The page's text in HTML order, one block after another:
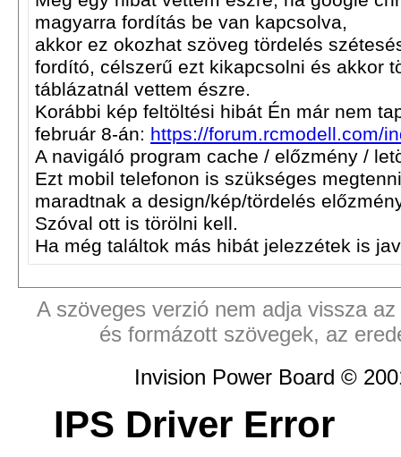
magyarra fordítás be van kapcsolva,
akkor ez okozhat szöveg tördelés
fordító, célszerű ezt kikapcsolni és akkor
táblázatnál vettem észre.
Korábbi kép feltöltési hibát Én már nem
február 8-án: https://forum.rcmodell.com/
A navigáló program cache / előzmény /
Ezt mobil telefonon is szükséges
maradtnak a design/kép/tördelés
Szóval ott is törölni kell.
Ha még találtok más hibát jelezzétek is
A szöveges verzió nem adja vissza
és formázott szövegek, az
Invision Power Board ©
IPS Driver Error